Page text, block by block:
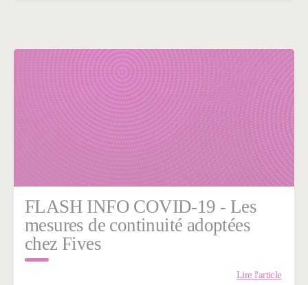
FLASH INFO COVID-19 - Les
mesures de continuité adoptées
chez Fives
Lire l'article